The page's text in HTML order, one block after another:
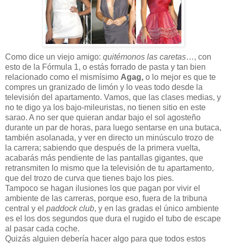
Como dice un viejo amigo: quitémonos las caretas…, con
esto de la Fórmula 1, o estás forrado de pasta y tan bien
relacionado como el mismísimo Agag, o lo mejor es que te
compres un granizado de limón y lo veas todo desde la
televisión del apartamento. Vamos, que las clases medias, y
no te digo ya los bajo-mileuristas, no tienen sitio en este
sarao. A no ser que quieran andar bajo el sol agosteño
durante un par de horas, para luego sentarse en una butaca,
también asolanada, y ver en directo un minúsculo trozo de
la carrera; sabiendo que después de la primera vuelta,
acabarás más pendiente de las pantallas gigantes, que
retransmiten lo mismo que la televisión de tu apartamento,
que del trozo de curva que tienes bajo los pies.
Tampoco se hagan ilusiones los que pagan por vivir el
ambiente de las carreras, porque eso, fuera de la tribuna
central y el paddock club, y en las gradas el único ambiente
es el los dos segundos que dura el rugido el tubo de escape
al pasar cada coche.
Quizás alguien debería hacer algo para que todos estos